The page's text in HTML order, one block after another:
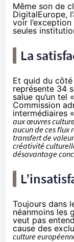
Même son de
DigitalEurope,
voir
seules
La
Et quid du côté
représente 34
salue qu’un tel «
Commission
intermédiaires «
aux œuvres
aucun de ces flux
transfert de
créativité
désavantage
Toujours dans
néanmoins les
veut pas
cause des
culture